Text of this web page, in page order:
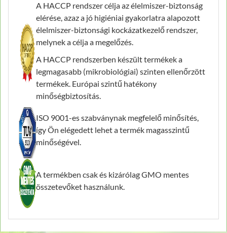
A HACCP rendszer célja az élelmiszer-biztonság
elérése, azaz a jó higiéniai gyakorlatra alapozott
élelmiszer-biztonsági kockázatkezelő rendszer,
melynek a célja a megelőzés.
A HACCP rendszerben készült termékek a
legmagasabb (mikrobiológiai) szinten ellenőrzött
termékek. Európai szintű hatékony
minőségbiztosítás.
ISO 9001-es szabványnak megfelelő minősítés,
így Ön elégedett lehet a termék magasszintű
minőségével.
A termékben csak és kizárólag GMO mentes
összetevőket használunk.